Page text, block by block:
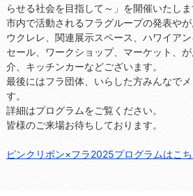
らせる社会を目指して～」を開催いたしま
市内で活動されるフラグループの発表やが
ウクレレ、関連展示スペース、ハワイア
セール、ワークショップ、マーケット、
介、キッチンカーなどございます。
最後にはフラ団体、いらした方みんなで
す。
詳細はプログラムをご覧ください。
皆様のご来場お待ちしております。
ピンクリボン×フラ2025プログラムはこち